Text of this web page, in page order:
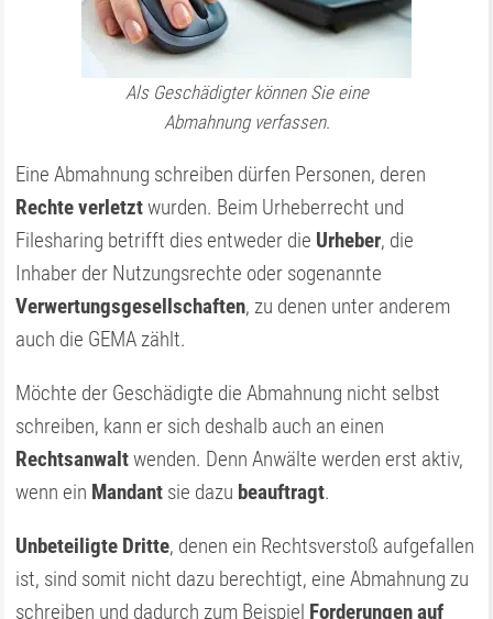
Als Geschädigter können Sie eine
Abmahnung verfassen.
Eine Abmahnung schreiben dürfen Personen, deren
Rechte verletztwurden. Beim Urheberrecht und
Filesharing betrifft dies entweder die Urheber, die
Inhaber der Nutzungsrechte oder sogenannte
Verwertungsgesellschaften, zu denen unter anderem
auch die GEMA zählt.
Möchte der Geschädigte die Abmahnung nicht selbst
schreiben, kann er sich deshalb auch an einen
Rechtsanwaltwenden. Denn Anwälte werden erst aktiv,
wenn ein Mandant sie dazu beauftragt.
Unbeteiligte Dritte, denen ein Rechtsverstoß aufgefallen
ist, sind somit nicht dazu berechtigt, eine Abmahnung zu
schreiben und dadurch zum Beispiel Forderungen auf